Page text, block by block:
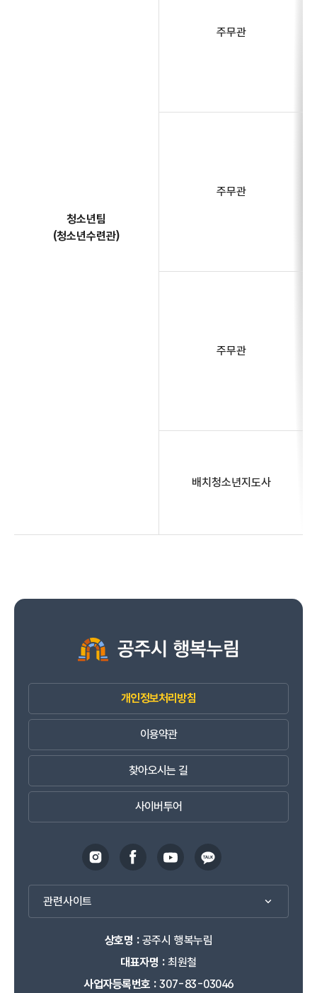
청소년팀
(청소년수련관)
주무관
주무관
주무관
배치청소년지도사
개인정보처리방침
이용약관
찾아오시는 길
사이버투어
관련사이트
상호명 :공주시 행복누림
대표자명 :최원철
사업자등록번호 :307-83-03046